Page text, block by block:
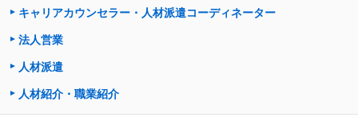
キャリアカウンセラー・人材派遣コーディネーター
法人営業
人材派遣
人材紹介・職業紹介